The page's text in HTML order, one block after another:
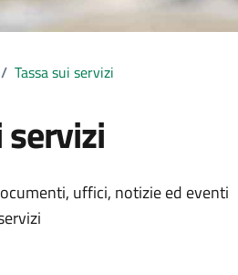
/ Tassa sui servizi
servizi
uffici, notizie ed eventi